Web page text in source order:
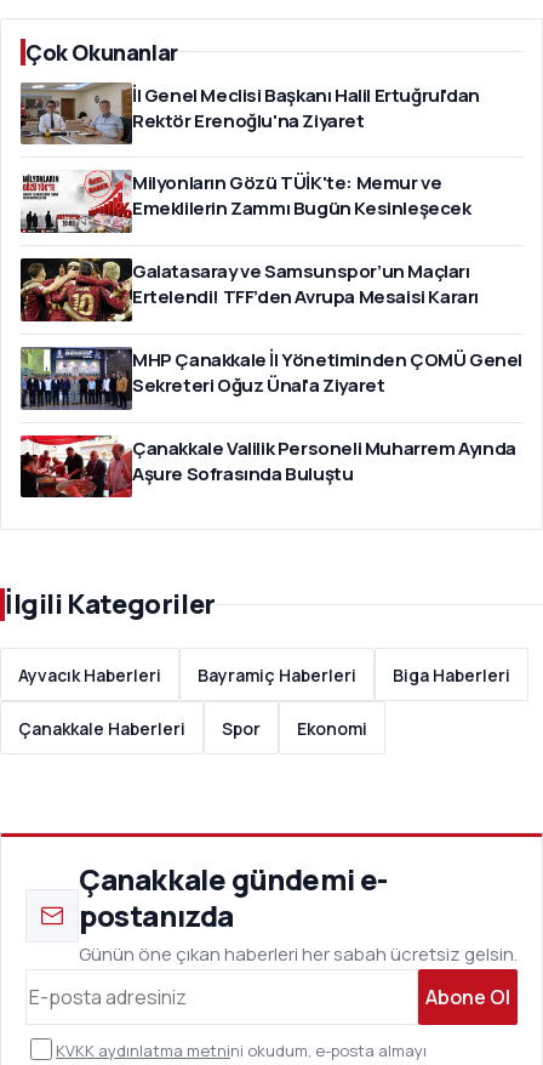
Çok Okunanlar
İl Genel Meclisi Başkanı Halil Ertuğrul'dan
Rektör Erenoğlu'na Ziyaret
Milyonların Gözü TÜİK'te: Memur ve
Emeklilerin Zammı Bugün Kesinleşecek
Galatasaray ve Samsunspor’un Maçları
Ertelendi! TFF’den Avrupa Mesaisi Kararı
MHP Çanakkale İl Yönetiminden ÇOMÜ Genel
Sekreteri Oğuz Ünal'a Ziyaret
Çanakkale Valilik Personeli Muharrem Ayında
Aşure Sofrasında Buluştu
İlgili Kategoriler
Ayvacık Haberleri Bayramiç Haberleri Biga Haberleri
Çanakkale Haberleri Spor Ekonomi
Çanakkale gündemi e-
postanızda
Günün öne çıkan haberleri her sabah ücretsiz gelsin.
Abone Ol
KVKK aydınlatma metnini okudum, e-posta almayı